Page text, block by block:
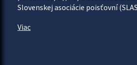
Slovenskej asociácie poisťovní
Viac